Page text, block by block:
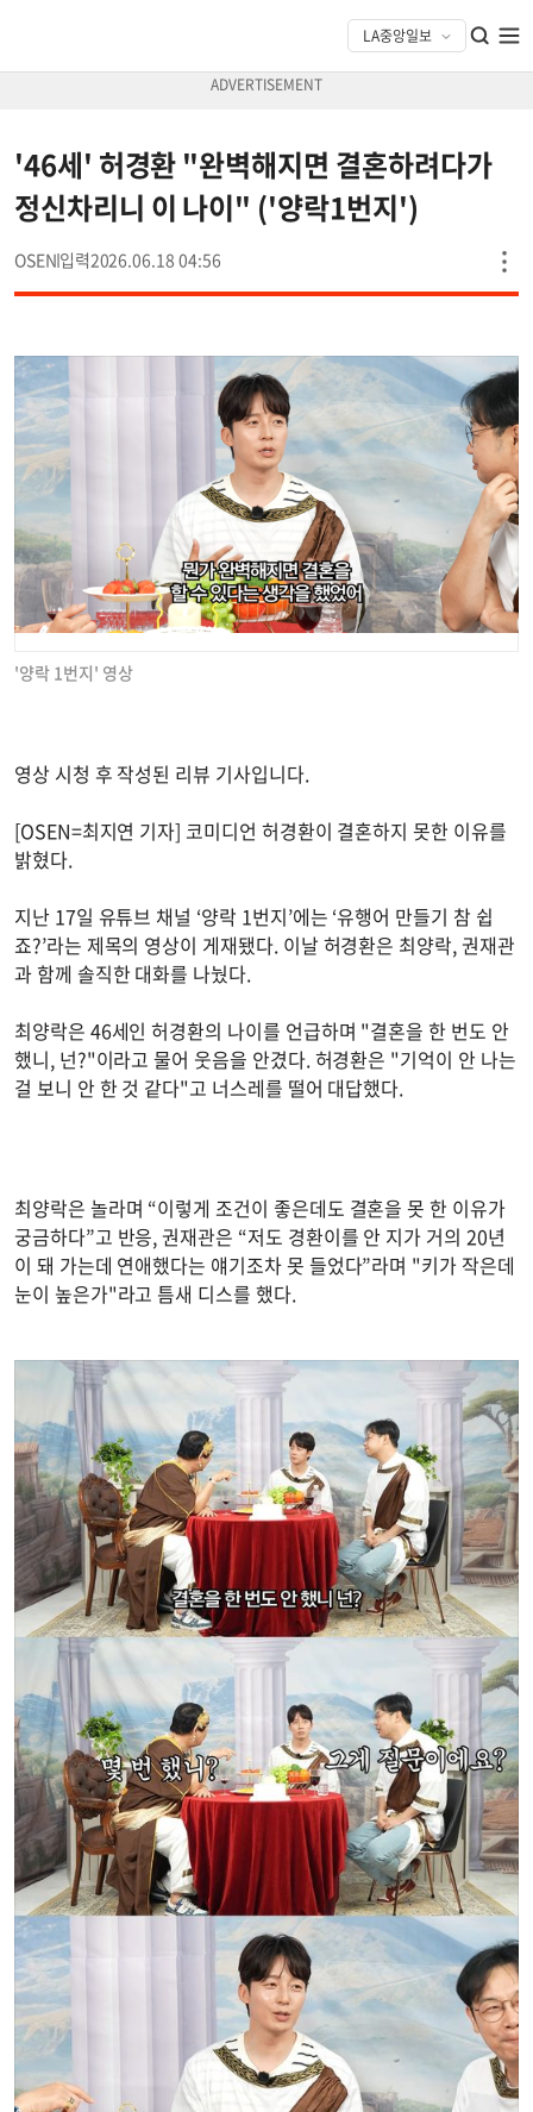
'46세' 허경환 "완벽해지면 결혼하려다가
정신차리니 이 나이" ('양락1번지')
OSEN 2026.06.18 04:56
'양락 1번지' 영상
영상 시청 후 작성된 리뷰 기사입니다.
[OSEN=최지연 기자] 코미디언 허경환이 결혼하지 못한 이유를
밝혔다.
지난 17일 유튜브 채널 ‘양락 1번지’에는 ‘유행어 만들기 참 쉽
죠?’라는 제목의 영상이 게재됐다. 이날 허경환은 최양락, 권재관
과 함께 솔직한 대화를 나눴다.
최양락은 46세인 허경환의 나이를 언급하며 "결혼을 한 번도 안
했니, 넌?"이라고 물어 웃음을 안겼다. 허경환은 "기억이 안 나는
걸 보니 안 한 것 같다"고 너스레를 떨어 대답했다.
최양락은 놀라며 “이렇게 조건이 좋은데도 결혼을 못 한 이유가
궁금하다”고 반응, 권재관은 “저도 경환이를 안 지가 거의 20년
이 돼 가는데 연애했다는 얘기조차 못 들었다”라며 "키가 작은데
눈이 높은가"라고 틈새 디스를 했다.